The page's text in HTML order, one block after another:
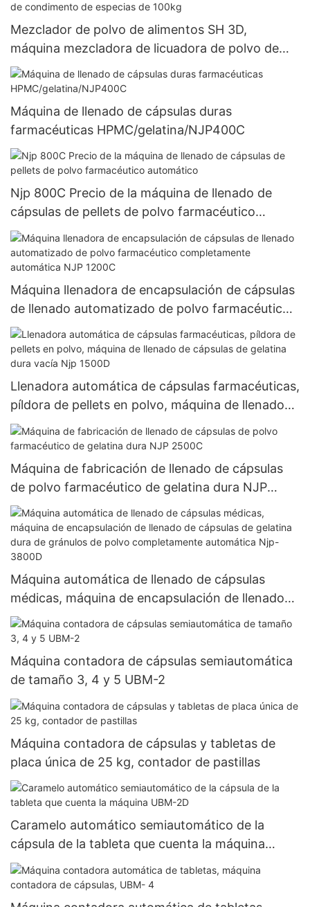
Mezclador de polvo de alimentos SH 3D,
máquina mezcladora de licuadora de polvo de
tambor de chile en polvo de condimento de
especias de 100kg
Máquina de llenado de cápsulas duras
farmacéuticas HPMC/gelatina/NJP400C
Njp 800C Precio de la máquina de llenado de
cápsulas de pellets de polvo farmacéutico
automático
Máquina llenadora de encapsulación de cápsulas
de llenado automatizado de polvo farmacéutico
completamente automática NJP 1200C
Llenadora automática de cápsulas farmacéuticas,
píldora de pellets en polvo, máquina de llenado
de cápsulas de gelatina dura vacía Njp 1500D
Máquina de fabricación de llenado de cápsulas
de polvo farmacéutico de gelatina dura NJP
2500C
Máquina automática de llenado de cápsulas
médicas, máquina de encapsulación de llenado
de cápsulas de gelatina dura de gránulos de
polvo completamente automática Njp-3800D
Máquina contadora de cápsulas semiautomática
de tamaño 3, 4 y 5 UBM-2
Máquina contadora de cápsulas y tabletas de
placa única de 25 kg, contador de pastillas
Caramelo automático semiautomático de la
cápsula de la tableta que cuenta la máquina
UBM-2D